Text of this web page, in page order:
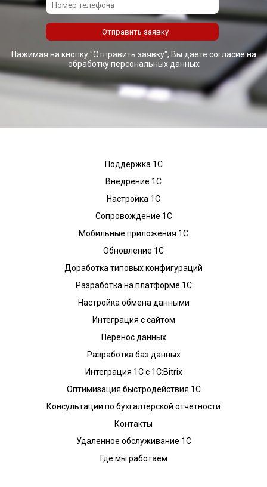
Нажимая на кнопку "Отправить заявку", Вы даете согласие на
обработку персональных данных
Поддержка 1С
Внедрение 1С
Настройка 1С
Сопровождение 1С
Мобильные приложения 1С
Обновление 1С
Доработка типовых конфигураций
Разработка на платформе 1С
Настройка обмена данными
Интеграция с сайтом
Перенос данных
Разработка баз данных
Интеграция 1С с 1С:Bitrix
Оптимизация быстродействия 1С
Консультации по бухгалтерской отчетности
Контакты
Удаленное обслуживание 1С
Где мы работаем